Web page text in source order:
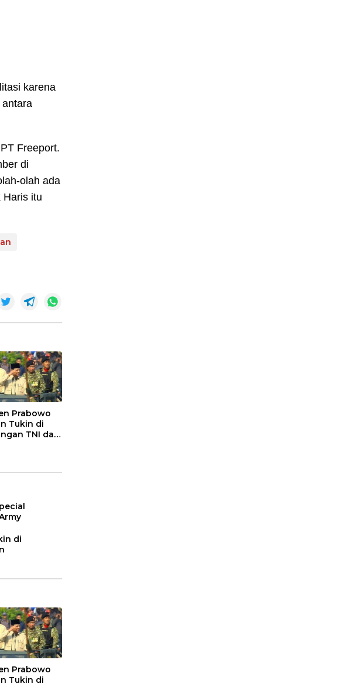
karena
Freeport.
di
olah ada
Haris itu
Prabowo
Tukin di
TNI dan
di
Prabowo
Tukin di